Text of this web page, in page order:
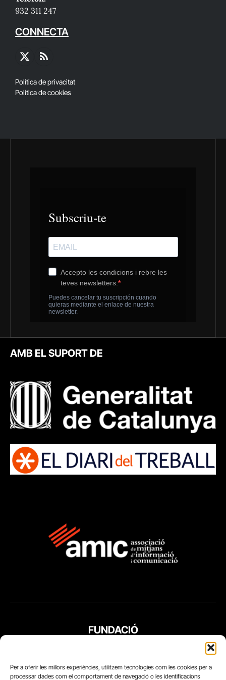
Per a oferir les millors experiències, utilitzem tecnologies com les cookies per a
processar dades com el comportament de navegació o les identificacions
932 311 247
CONNECTA
X
RSS
Política de privacitat
Política de cookies
AMB EL SUPORT DE
FUNDACIÓ